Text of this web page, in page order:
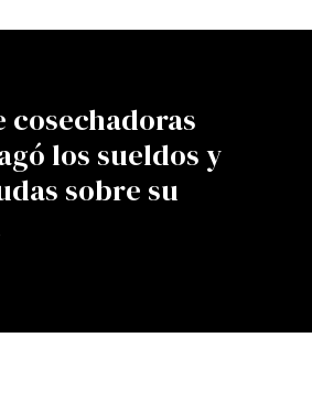
cosechadoras
los sueldos y
sobre su